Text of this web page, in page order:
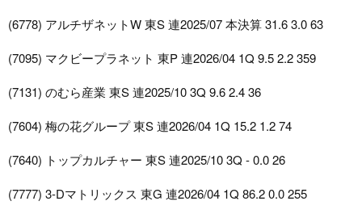
(6778) アルチザネットW 東S 連2025/07 本決算 31.6 3.0 63
(7095) マクビープラネット 東P 連2026/04 1Q 9.5 2.2 359
(7131) のむら産業 東S 連2025/10 3Q 9.6 2.4 36
(7604) 梅の花グループ 東S 連2026/04 1Q 15.2 1.2 74
(7640) トップカルチャー 東S 連2025/10 3Q - 0.0 26
(7777) 3-Dマトリックス 東G 連2026/04 1Q 86.2 0.0 255